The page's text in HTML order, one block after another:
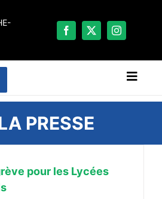
RECHERCHER:
LES UNES
#ACTUALITÉS
PRESSE
pour les Lycées